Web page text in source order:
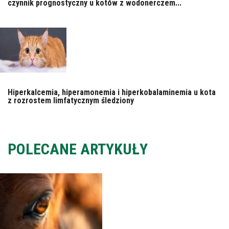
czynnik prognostyczny u kotów z wodonerczem...
Hiperkalcemia, hiperamonemia i hiperkobalaminemia u kota
z rozrostem limfatycznym śledziony
POLECANE ARTYKUŁY